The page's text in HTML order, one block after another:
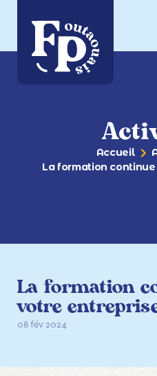
Accueil
La formation
La formation
votre
08 fév 2024